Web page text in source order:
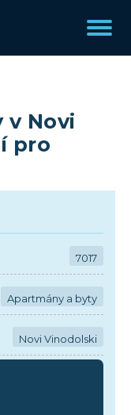
v Novi
pro
7017
Apartmány a byty
Novi Vinodolski